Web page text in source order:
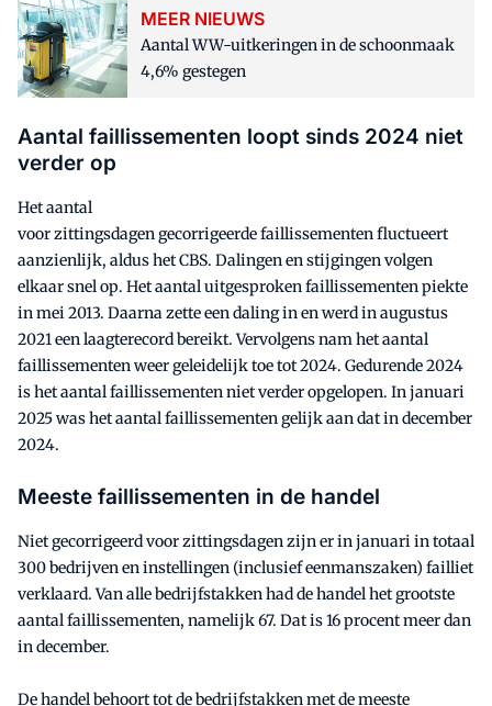
MEER NIEUWS
Aantal WW-uitkeringen in de schoonmaak
4,6% gestegen
Aantal faillissementen loopt sinds 2024 niet
verder op
Het aantal
voor zittingsdagen gecorrigeerde faillissementen fluctueert
aanzienlijk, aldus het CBS. Dalingen en stijgingen volgen
elkaar snel op. Het aantal uitgesproken faillissementen piekte
in mei 2013. Daarna zette een daling in en werd in augustus
2021 een laagterecord bereikt. Vervolgens nam het aantal
faillissementen weer geleidelijk toe tot 2024. Gedurende 2024
is het aantal faillissementen niet verder opgelopen. In januari
2025 was het aantal faillissementen gelijk aan dat in december
2024.
Meeste faillissementen in de handel
Niet gecorrigeerd voor zittingsdagen zijn er in januari in totaal
300 bedrijven en instellingen (inclusief eenmanszaken) failliet
verklaard. Van alle bedrijfstakken had de handel het grootste
aantal faillissementen, namelijk 67. Dat is 16 procent meer dan
in december.
De handel behoort tot de bedrijfstakken met de meeste